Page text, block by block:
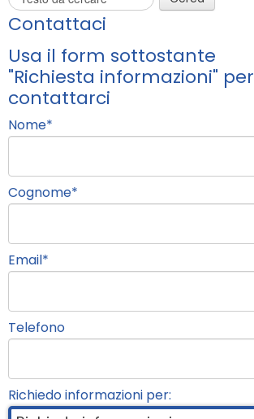
Contattaci
Usa il form sottostante
"Richiesta informazioni" per
contattarci
Nome*
Cognome*
Email*
Telefono
Richiedo informazioni per: